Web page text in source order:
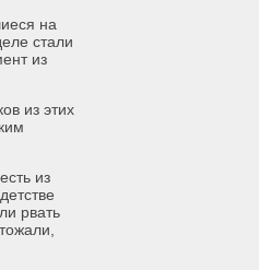
на
стали
из
из этих
из
рвать